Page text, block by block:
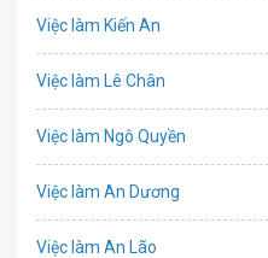
Việc làm Kiến An
Việc làm Lê Chân
Việc làm Ngô Quyền
Việc làm An Dương
Việc làm An Lão